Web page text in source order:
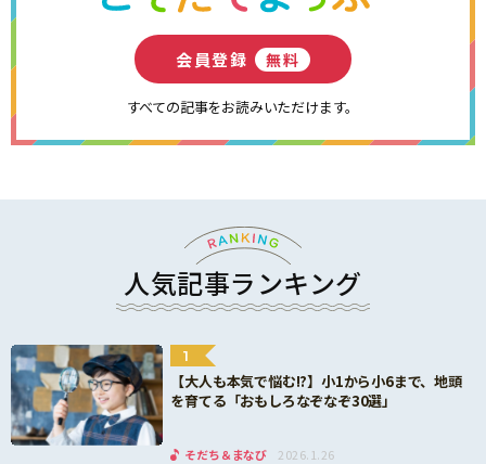
会員登録 無料
すべての記事をお読みいただけます。
人気記事ランキング
1
【大人も本気で悩む!?】小1から小6まで、地頭
を育てる「おもしろなぞなぞ30選」
そだち＆まなび 2026.1.26